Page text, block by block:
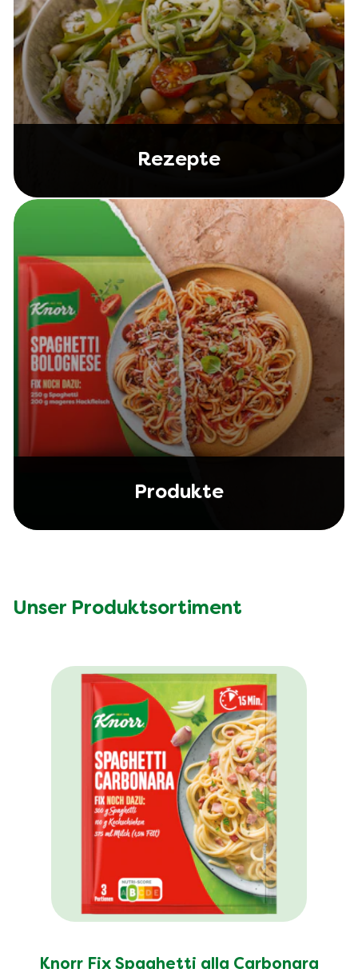
Rezepte
Produkte
Unser Produktsortiment
Knorr Fix Spaghetti alla Carbonara